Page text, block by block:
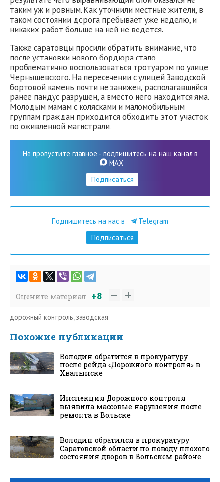
таким уж и ровным. Как уточнили местные жители, в
таком состоянии дорога пребывает уже неделю, и
никаких работ больше на ней не ведется.
Также саратовцы просили обратить внимание, что
после установки нового бордюра стало
проблематично воспользоваться тротуаром по улице
Чернышевского. На пересечении с улицей Заводской
бортовой камень почти не занижен, располагавшийся
ранее пандус разрушен, а вместо него находится яма.
Молодым мамам с колясками и маломобильным
группам граждан приходится обходить этот участок
по оживленной магистрали.
Не пропустите главное - подпишитесь на наш канал в
MAX
Подписаться
Подпишитесь на нас в
Telegram
Подписаться
Оцените материал +8
дорожный контроль,заводская
Похожие публикации
Володин обратится в прокуратуру
после рейда «Дорожного контроля» в
Хвалынске
Инспекция Дорожного контроля
выявила массовые нарушения после
ремонта в Вольске
Володин обратился в прокуратуру
Саратовской области по поводу плохого
состояния дворов в Вольском районе